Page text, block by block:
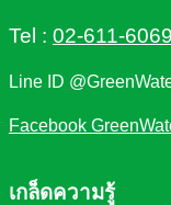
Tel : 02-611-6069
Line ID
Facebook
เกล็ดความรู้